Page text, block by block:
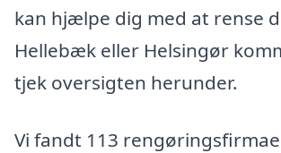
kan hjælpe dig med at rense
Hellebæk eller Helsingør
tjek oversigten herunder.
Vi fandt 113